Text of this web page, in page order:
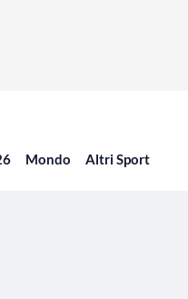
Mondo Altri Sport